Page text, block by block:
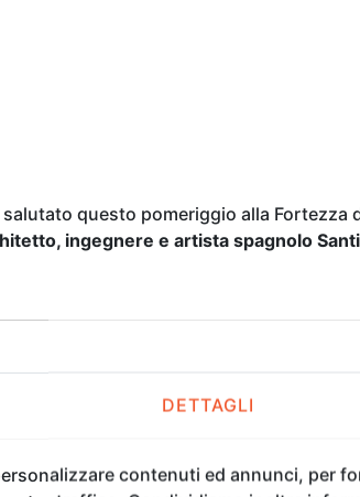
questo pomeriggio alla Fortezza
ingegnere e artista spagnolo
Celona, Direttore Generale della
fino a domenica 22 ottobre, con la
del nostro tempo e il riconoscimento
combinare architettura e arte in
DETTAGLI
contenuti ed annunci, per